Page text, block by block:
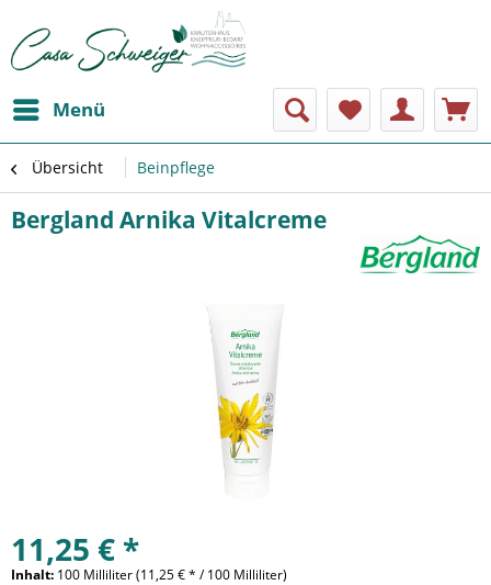
Menü
Übersicht Beinpflege
Bergland Arnika Vitalcreme
11,25 € *
Inhalt: 100 Milliliter (11,25 € * / 100 Milliliter)